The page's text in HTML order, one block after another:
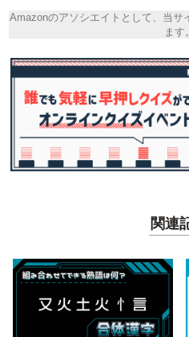
Amazonのアソシエイトとして、当サ
ます。
関連